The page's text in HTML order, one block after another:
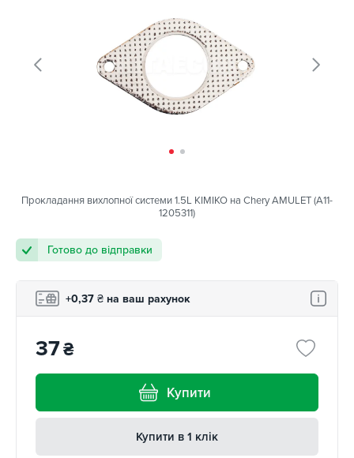
Прокладання вихлопної системи 1.5L KIMIKO на Chery AMULET (A11-
1205311)
Готово до відправки
+0,37 ₴ на ваш рахунок
37₴
Купити
Купити в 1 клік